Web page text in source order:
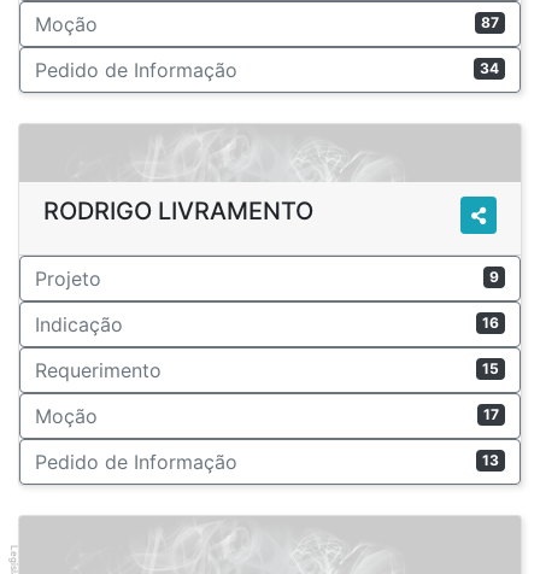
Moção 87
Pedido de Informação 34
RODRIGO LIVRAMENTO
Projeto 9
Indicação 16
Requerimento 15
Moção 17
Pedido de Informação 13